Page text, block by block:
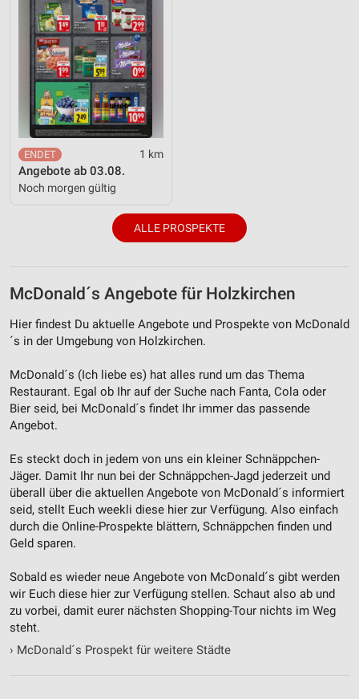
1 km
Angebote ab 03.08.
Noch morgen gültig
ALLE PROSPEKTE
McDonald´s Angebote für Holzkirchen
Hier findest Du aktuelle Angebote und Prospekte von McDonald
´s in der Umgebung von Holzkirchen.
McDonald´s (Ich liebe es) hat alles rund um das Thema
Restaurant. Egal ob Ihr auf der Suche nach Fanta, Cola oder
Bier seid, bei McDonald´s findet Ihr immer das passende
Angebot.
Es steckt doch in jedem von uns ein kleiner Schnäppchen-
Jäger. Damit Ihr nun bei der Schnäppchen-Jagd jederzeit und
überall über die aktuellen Angebote von McDonald´s informiert
seid, stellt Euch weekli diese hier zur Verfügung. Also einfach
durch die Online-Prospekte blättern, Schnäppchen finden und
Geld sparen.
Sobald es wieder neue Angebote von McDonald´s gibt werden
wir Euch diese hier zur Verfügung stellen. Schaut also ab und
zu vorbei, damit eurer nächsten Shopping-Tour nichts im Weg
steht.
› McDonald´s Prospekt für weitere Städte